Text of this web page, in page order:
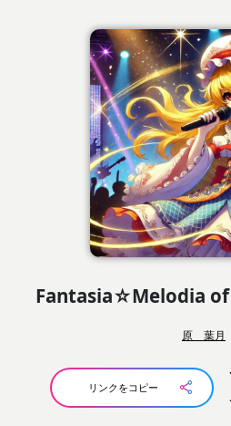
Fantasia☆Melodia
原 葉月
リンクをコピー